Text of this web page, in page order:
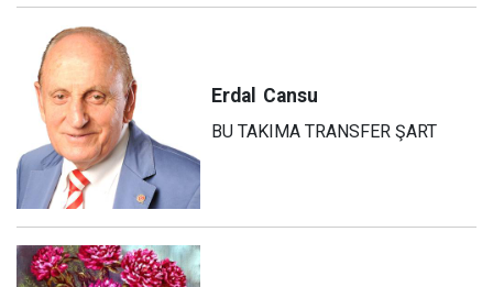
Erdal Cansu
BU TAKIMA TRANSFER ŞART